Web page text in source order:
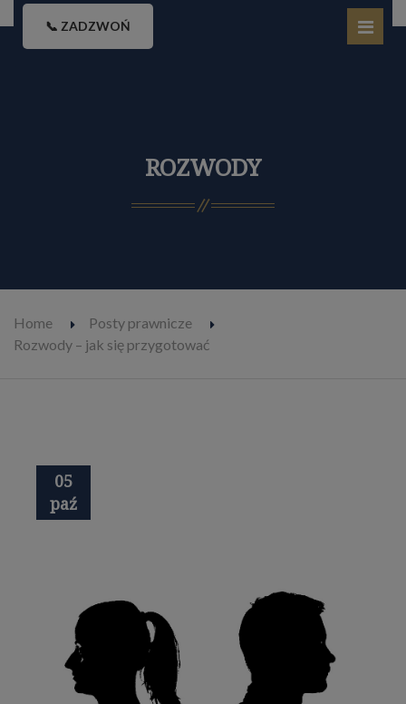
📞 ZADZWOŃ
ROZWODY
Home
Posty prawnicze
Rozwody – jak się przygotować
05
paź